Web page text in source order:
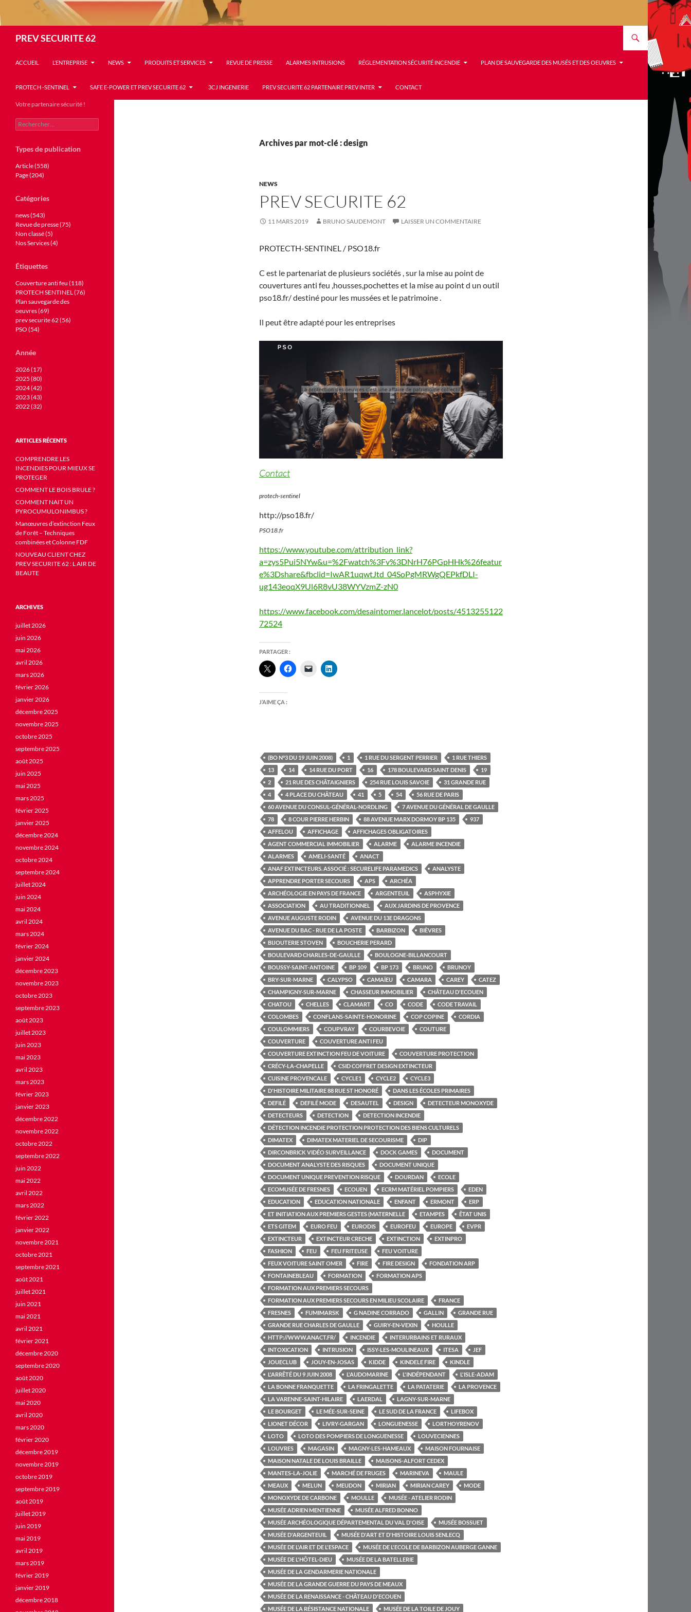
PREV SECURITE 62
ACCUEIL L’ENTREPRISE NEWS PRODUITS ET SERVICES REVUE DE PRESSE ALARMES INTRUSIONS RÉGLEMENTATION SÉCURITÉ INCENDIE PLAN DE SAUVEGARDE DES MUSÉS ET DES OEUVRES
PROTECH -SENTINEL SAFE E-POWER ET PREV SECURITE 62 3CJ INGENIERIE PREV SECURITE 62 PARTENAIRE PREV INTER CONTACT
Archives par mot-clé : design
NEWS
PREV SECURITE 62
11 MARS 2019 BRUNO SAUDEMONT LAISSER UN COMMENTAIRE
PROTECTH-SENTINEL / PSO18.fr
C est le partenariat de plusieurs sociétés , sur la mise au point de
couvertures anti feu ,housses,pochettes et la mise au point d un outil
pso18.fr/ destiné pour les mussées et le patrimoine .
Il peut être adapté pour les entreprises
Contact
protech-sentinel
http://pso18.fr/
PSO18.fr
https://www.youtube.com/attribution_link?
a=zys5Pui5NYw&u=%2Fwatch%3Fv%3DNrH76PGpHHk%26featur
e%3Dshare&fbclid=IwAR1uqwtJtd_04SoPgMRWgQEPkfDLI-
ug143eoqX9Ul6R8vU38WYVzmZ-zN0
https://www.facebook.com/desaintomer.lancelot/posts/4513255122
72524
PARTAGER :
J’AIME ÇA :
(BO N°3 DU 19 JUIN 2008) 1 1 RUE DU SERGENT PERRIER
1 RUE THIERS
13
14 14 RUE DU PORT 16 178 BOULEVARD SAINT DENIS
19
2
21 RUE DES CHÂTAIGNIERS 254 RUE LOUIS SAVOIE
31 GRANDE RUE
4
4 PLACE DU CHÂTEAU 41 5 54
56 RUE DE PARIS
60 AVENUE DU CONSUL-GÉNÉRAL-NORDLING
7 AVENUE DU GÉNÉRAL DE GAULLE
78
8 COUR PIERRE HERBIN 88 AVENUE MARX DORMOY BP 135
937
AFFELOU
AFFICHAGE
AFFICHAGES OBLIGATOIRES
AGENT COMMERCIAL IMMOBILIER
ALARME
ALARME INCENDIE
ALARMES
AMELI-SANTÉ
ANACT
ANAF EXTINCTEURS. ASSOCIÉ : SECURELIFE PARAMEDICS
ANALYSTE
APPRENDRE PORTER SECOURS
APS
ARCHÉA
ARCHÉOLOGIE EN PAYS DE FRANCE
ARGENTEUIL
ASPHYXIE
ASSOCIATION
AU TRADITIONNEL
AUX JARDINS DE PROVENCE
AVENUE AUGUSTE RODIN
AVENUE DU 13E DRAGONS
AVENUE DU BAC - RUE DE LA POSTE
BARBIZON
BIÈVRES
BIJOUTERIE STOVEN
BOUCHERIE PERARD
BOULEVARD CHARLES-DE-GAULLE
BOULOGNE-BILLANCOURT
BOUSSY-SAINT-ANTOINE
BP 109 BP 173 BRUNO
BRUNOY
BRY-SUR-MARNE
CALYPSO CAMAÏEU CAMARA CAREY
CATEZ
CHAMPIGNY-SUR-MARNE
CHASSEUR IMMOBILIER
CHÂTEAU D'ECOUEN
CHATOU
CHELLES CLAMART CO CODE
CODE TRAVAIL
COLOMBES
CONFLANS-SAINTE-HONORINE COP COPINE
CORDIA
COULOMMIERS
COUPVRAY COURBEVOIE
COUTURE
COUVERTURE
COUVERTURE ANTI FEU
COUVERTURE EXTINCTION FEU DE VOITURE
COUVERTURE PROTECTION
CRÉCY-LA-CHAPELLE
CSID COFFRET DESIGN EXTINCTEUR
CUISINE PROVENCALE
CYCLE1 CYCLE2
CYCLE3
D'HISTOIRE MILITAIRE 88 RUE ST HONORÉ
DANS LES ÉCOLES PRIMAIRES
DEFILÉ
DEFILÉ MODE DESAUTEL DESIGN
DETECTEUR MONOXYDE
DETECTEURS
DETECTION
DETECTION INCENDIE
DÉTECTION INCENDIE PROTECTION PROTECTION DES BIENS CULTURELS
DIMATEX
DIMATEX MATERIEL DE SECOURISME
DIP
DIRCONBRICK VIDÉO SURVEILLANCE
DOCK GAMES
DOCUMENT
DOCUMENT ANALYSTE DES RISQUES
DOCUMENT UNIQUE
DOCUMENT UNIQUE PREVENTION RISQUE
DOURDAN
ECOLE
ECOMUSÉE DE FRESNES
ECOUEN ECRM MATÉRIEL POMPIERS
EDEN
EDUCATION
EDUCATION NATIONALE ENFANT ERMONT
ERP
ET INITIATION AUX PREMIERS GESTES (MATERNELLE
ETAMPES
ÊTAT UNIS
ETS GITEM
EURO FEU EURODIS EUROFEU EUROPE
EVPR
EXTINCTEUR
EXTINCTEUR CRECHE EXTINCTION
EXTINPRO
FASHION
FEU FEU FRITEUSE
FEU VOITURE
FEUX VOITURE SAINT OMER
FIRE FIRE DESIGN
FONDATION ARP
FONTAINEBLEAU
FORMATION
FORMATION APS
FORMATION AUX PREMIERS SECOURS
FORMATION AUX PREMIERS SECOURS EN MILIEU SCOLAIRE
FRANCE
FRESNES
FUMIMARSK G NADINE CORRADO GALLIN
GRANDE RUE
GRANDE RUE CHARLES DE GAULLE
GUIRY-EN-VEXIN
HOULLE
HTTP://WWW.ANACT.FR/
INCENDIE
INTERURBAINS ET RURAUX
INTOXICATION
INTRUSION ISSY-LES-MOULINEAUX ITESA
JEF
JOUECLUB
JOUY-EN-JOSAS KIDDE KINDELE FIRE
KINDLE
L'ARRÊTÉ DU 9 JUIN 2008
L'AUDOMARINE L'INDÉPENDANT
L'ISLE-ADAM
LA BONNE FRANQUETTE
LA FRINGALETTE LA PATATERIE
LA PROVENCE
LA VARENNE-SAINT-HILAIRE
LAERDAL
LAGNY-SUR-MARNE
LE BOURGET
LE MÉE-SUR-SEINE LE SUD DE LA FRANCE
LIFEBOX
LIONET DÉCOR
LIVRY-GARGAN LONGUENESSE
LORTHOYRENOV
LOTO
LOTO DES POMPIERS DE LONGUENESSE
LOUVECIENNES
LOUVRES
MAGASIN MAGNY-LES-HAMEAUX
MAISON FOURNAISE
MAISON NATALE DE LOUIS BRAILLE
MAISONS-ALFORT CEDEX
MANTES-LA-JOLIE
MARCHÉ DE FRUGES MARINEVA
MAULE
MEAUX
MELUN MEUDON MIRIAN MIRIAN CAREY
MODE
MONOXYDE DE CARBONE
MOULLE
MUSÉE - ATELIER RODIN
MUSÉE ADRIEN MENTIENNE
MUSÉE ALFRED BONNO
MUSÉE ARCHÉOLOGIQUE DÉPARTEMENTAL DU VAL D'OISE
MUSÉE BOSSUET
MUSÉE D'ARGENTEUIL
MUSÉE D'ART ET D'HISTOIRE LOUIS SENLECQ
MUSÉE DE L'AIR ET DE L'ESPACE
MUSÉE DE L'ECOLE DE BARBIZON AUBERGE GANNE
MUSÉE DE L'HÔTEL-DIEU
MUSÉE DE LA BATELLERIE
MUSÉE DE LA GENDARMERIE NATIONALE
MUSÉE DE LA GRANDE GUERRE DU PAYS DE MEAUX
MUSÉE DE LA RENAISSANCE - CHÂTEAU D'ECOUEN
MUSÉE DE LA RÉSISTANCE NATIONALE
MUSÉE DE LA TOILE DE JOUY
Votre partenaire sécurité !
Rechercher :
Types de publication
Article (558)
Page (204)
Catégories
news (543)
Revue de presse (75)
Non classé (5)
Nos Services (4)
Étiquettes
Couverture anti feu (118)
PROTECH SENTINEL (76)
Plan sauvegarde des
oeuvres (69)
prev securite 62 (56)
PSO (54)
Année
2026 (17)
2025 (80)
2024 (42)
2023 (43)
2022 (32)
ARTICLES RÉCENTS
COMPRENDRE LES
INCENDIES POUR MIEUX SE
PROTEGER
COMMENT LE BOIS BRULE ?
COMMENT NAIT UN
PYROCUMULONIMBUS ?
Manœuvres d’extinction Feux
de Forêt – Techniques
combinées et Colonne FDF
NOUVEAU CLIENT CHEZ
PREV SECURITE 62 : L AIR DE
BEAUTE
ARCHIVES
juillet 2026
juin 2026
mai 2026
avril 2026
mars 2026
février 2026
janvier 2026
décembre 2025
novembre 2025
octobre 2025
septembre 2025
août 2025
juin 2025
mai 2025
mars 2025
février 2025
janvier 2025
décembre 2024
novembre 2024
octobre 2024
septembre 2024
juillet 2024
juin 2024
mai 2024
avril 2024
mars 2024
février 2024
janvier 2024
décembre 2023
novembre 2023
octobre 2023
septembre 2023
août 2023
juillet 2023
juin 2023
mai 2023
avril 2023
mars 2023
février 2023
janvier 2023
décembre 2022
novembre 2022
octobre 2022
septembre 2022
juin 2022
mai 2022
avril 2022
mars 2022
février 2022
janvier 2022
novembre 2021
octobre 2021
septembre 2021
août 2021
juillet 2021
juin 2021
mai 2021
avril 2021
février 2021
décembre 2020
septembre 2020
août 2020
juillet 2020
mai 2020
avril 2020
mars 2020
février 2020
décembre 2019
novembre 2019
octobre 2019
septembre 2019
août 2019
juillet 2019
juin 2019
mai 2019
avril 2019
mars 2019
février 2019
janvier 2019
décembre 2018